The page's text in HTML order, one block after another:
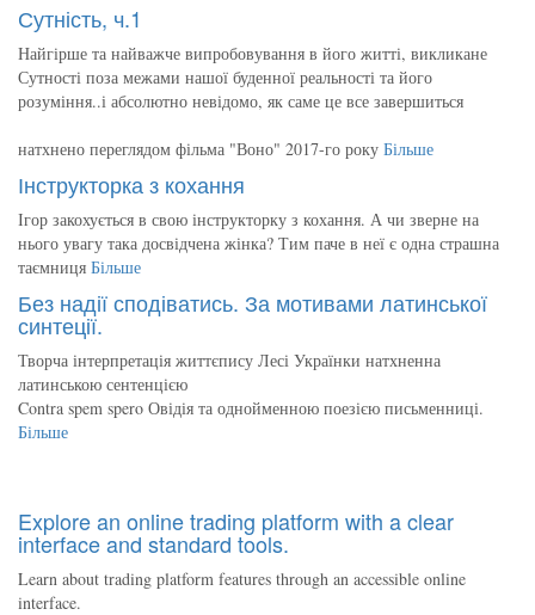
Сутність, ч.1
Найгірше та найважче випробовування в його житті, викликане
Сутності поза межами нашої буденної реальності та його
розуміння..і абсолютно невідомо, як саме це все завершиться
натхнено переглядом фільма "Воно" 2017-го року Більше
Інструкторка з кохання
Ігор закохується в свою інструкторку з кохання. А чи зверне на
нього увагу така досвідчена жінка? Тим паче в неї є одна страшна
таємниця Більше
Без надії сподіватись. За мотивами латинської
синтеції.
Творча інтерпретація життєпису Лесі Українки натхненна
латинською сентенцією
Contra spem spero Овідія та однойменною поезією письменниці.
Більше
Explore an online trading platform with a clear
interface and standard tools.
Learn about trading platform features through an accessible online
interface.